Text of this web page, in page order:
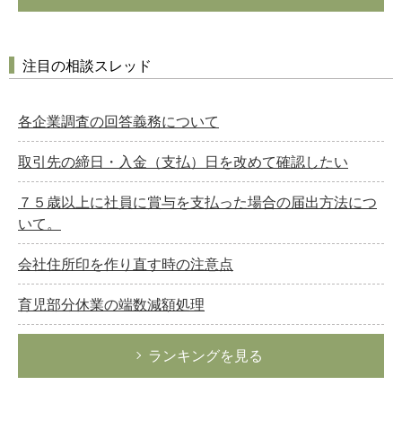
注目の相談スレッド
各企業調査の回答義務について
取引先の締日・入金（支払）日を改めて確認したい
７５歳以上に社員に賞与を支払った場合の届出方法につ
いて。
会社住所印を作り直す時の注意点
育児部分休業の端数減額処理
ランキングを見る